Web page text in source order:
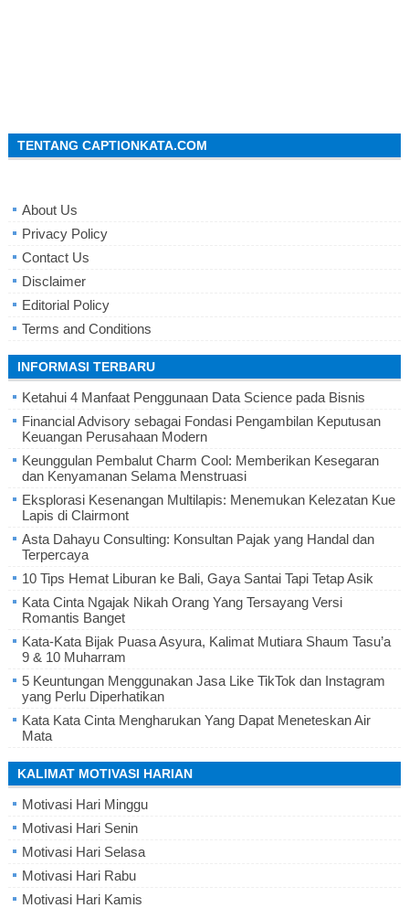
TENTANG CAPTIONKATA.COM
About Us
Privacy Policy
Contact Us
Disclaimer
Editorial Policy
Terms and Conditions
INFORMASI TERBARU
Ketahui 4 Manfaat Penggunaan Data Science pada Bisnis
Financial Advisory sebagai Fondasi Pengambilan Keputusan
Keuangan Perusahaan Modern
Keunggulan Pembalut Charm Cool: Memberikan Kesegaran
dan Kenyamanan Selama Menstruasi
Eksplorasi Kesenangan Multilapis: Menemukan Kelezatan Kue
Lapis di Clairmont
Asta Dahayu Consulting: Konsultan Pajak yang Handal dan
Terpercaya
10 Tips Hemat Liburan ke Bali, Gaya Santai Tapi Tetap Asik
Kata Cinta Ngajak Nikah Orang Yang Tersayang Versi
Romantis Banget
Kata-Kata Bijak Puasa Asyura, Kalimat Mutiara Shaum Tasu’a
9 & 10 Muharram
5 Keuntungan Menggunakan Jasa Like TikTok dan Instagram
yang Perlu Diperhatikan
Kata Kata Cinta Mengharukan Yang Dapat Meneteskan Air
Mata
KALIMAT MOTIVASI HARIAN
Motivasi Hari Minggu
Motivasi Hari Senin
Motivasi Hari Selasa
Motivasi Hari Rabu
Motivasi Hari Kamis